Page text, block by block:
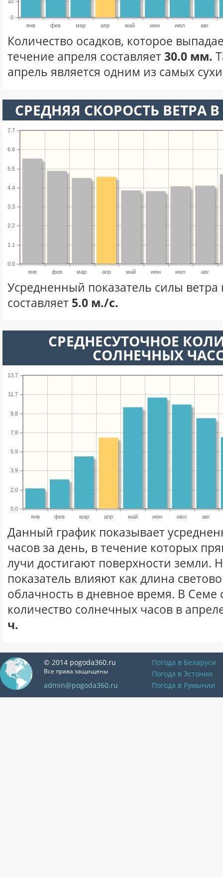
янв фев мар апр май июн июл авг
0
Количество осадков, которое
течение апреля составляет30.0 мм.
апрель является одним из самых
СРЕДНЯЯ СКОРОСТЬ ВЕТРА
янв фев мар апр май июн июл авг
0.0
1.1
2.2
3.3
4.4
5.5
6.6
7.7
Усредненный показатель силы ветра
составляет 5.0 м./с.
СРЕДНЕСУТОЧНОЕ
СОЛНЕЧНЫХ
янв фев мар апр май июн июл авг
0.0
2.0
3.9
5.9
7.8
9.8
11.7
13.7
Данный график показывает
часов за день, в течение которых
лучи достигают поверхности земли.
показатель влияют как длина
облачность в дневное время. В Семе
количество солнечных часов в
ч.
© 2014 pogoda360.ru
Все права защищены
admin@pogoda360.ru
Погода в Беларуси
Погода в Эстонии
Погода в Румынии